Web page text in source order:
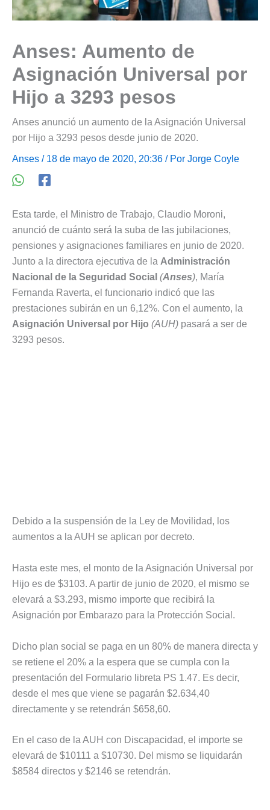
Anses: Aumento de
Asignación Universal por
Hijo a 3293 pesos
Anses anunció un aumento de la Asignación Universal
por Hijo a 3293 pesos desde junio de 2020.
Anses / 18 de mayo de 2020, 20:36 / Por Jorge Coyle
Esta tarde, el Ministro de Trabajo, Claudio Moroni,
anunció de cuánto será la suba de las jubilaciones,
pensiones y asignaciones familiares en junio de 2020.
Junto a la directora ejecutiva de la Administración
Nacional de la Seguridad Social (Anses), María
Fernanda Raverta, el funcionario indicó que las
prestaciones subirán en un 6,12%. Con el aumento, la
Asignación Universal por Hijo (AUH) pasará a ser de
3293 pesos.
Debido a la suspensión de la Ley de Movilidad, los
aumentos a la AUH se aplican por decreto.
Hasta este mes, el monto de la Asignación Universal por
Hijo es de $3103. A partir de junio de 2020, el mismo se
elevará a $3.293, mismo importe que recibirá la
Asignación por Embarazo para la Protección Social.
Dicho plan social se paga en un 80% de manera directa y
se retiene el 20% a la espera que se cumpla con la
presentación del Formulario libreta PS 1.47. Es decir,
desde el mes que viene se pagarán $2.634,40
directamente y se retendrán $658,60.
En el caso de la AUH con Discapacidad, el importe se
elevará de $10111 a $10730. Del mismo se liquidarán
$8584 directos y $2146 se retendrán.